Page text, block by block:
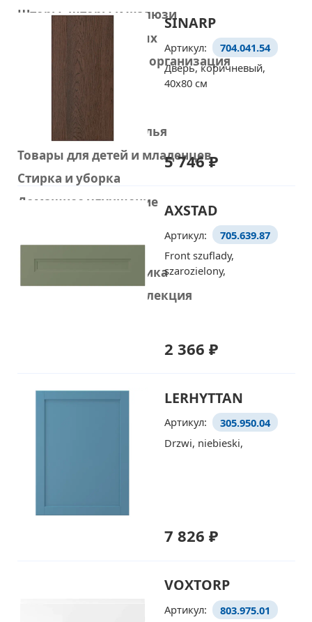
Шторы, шторы и жалюзи
Товары для животных
Хранение мелочей и организация
Кровати и матрасы
Диваны и кресла
Рабочие столы и стулья
Товары для детей и младенцев
Стирка и уборка
Домашнее улучшение
Умный дом
Домашняя электроника
Рождественская коллекция
SINARP
Артикул:
704.041.54
Дверь, коричневый,
40x80 см
5 746 ₽
AXSTAD
Артикул:
705.639.87
Front szuflady,
szarozielony,
2 366 ₽
LERHYTTAN
Артикул:
305.950.04
Drzwi, niebieski,
7 826 ₽
VOXTORP
Артикул:
803.975.01